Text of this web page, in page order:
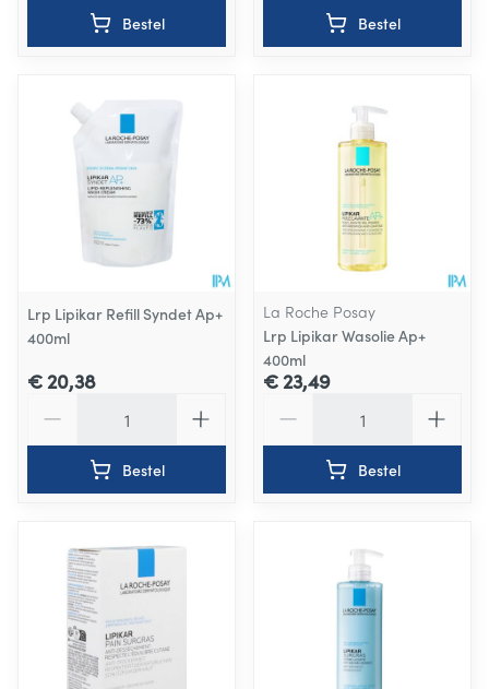
Bestel Bestel
Lrp Lipikar Refill Syndet Ap+
400ml
€ 20,38
Bestel
La Roche Posay
Lrp Lipikar Wasolie Ap+
400ml
€ 23,49
Bestel